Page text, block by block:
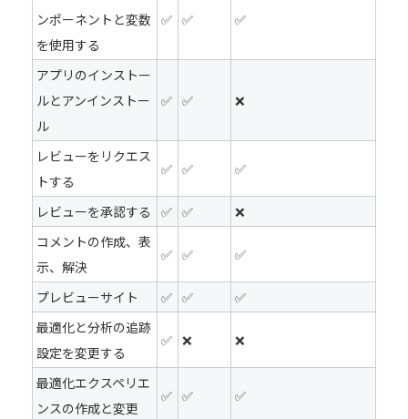
ンポーネントと変数
を使用する
✅ ✅ ✅
アプリのインストー
ルとアンインストー
ル
✅ ✅ ❌
レビューをリクエス
トする
✅ ✅ ✅
レビューを承認する ✅ ✅
❌
コメントの作成、表
示、解決
✅ ✅ ✅
プレビューサイト ✅ ✅
✅
最適化と分析の追跡
設定を変更する
✅ ❌ ❌
最適化エクスペリエ
ンスの作成と変更
✅ ✅ ✅